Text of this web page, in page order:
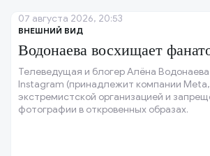
ВНЕШНИЙ ВИД
Водонаева восхищает
Телеведущая и блогер Алёна
Instagram (принадлежит компании
экстремистской организацией и
фотографии в откровенных образах.
07 августа 2026, 20:53